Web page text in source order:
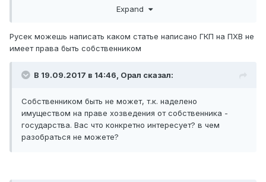
Expand
Русек можешь написать каком статье написано ГКП на ПХВ не
имеет права быть собственником
В 19.09.2017 в 14:46, Орал сказал:
Собственником быть не может, т.к. наделено
имуществом на праве хозведения от собственника -
государства. Вас что конкретно интересует? в чем
разобраться не можете?